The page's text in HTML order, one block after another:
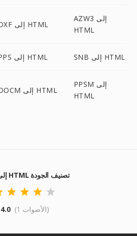
DXF إلى HTML
AZW3 إلى
HTML
PPS إلى HTML SNB إلى HTML
DOCM إلى HTML
PPSM إلى
HTML
CGM إلى HTML تصنيف الجودة
4.0 (1 الأصوات)